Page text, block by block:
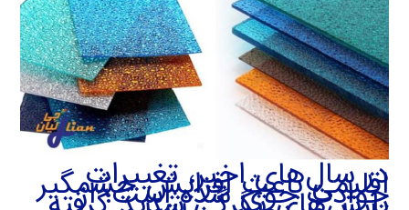
در سال‌های اخیر، تغییرات
اقلیمی باعث افزایش چشمگیر
حوادث جوی شده است؛ از